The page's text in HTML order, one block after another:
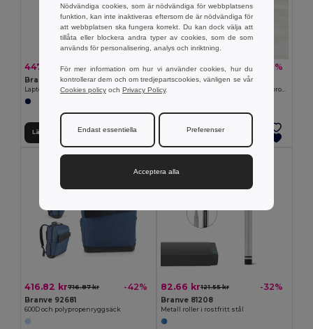
447.63 kr869.87 kr -49%
Branve 92189
Laptopryggsäck upp till 15.6'' i denim och PU
Lägg till i Varukorgen
361.89 kr666.93 kr -46%
Branve 92521
Lägg till i Varukorgen
416.82 kr716.87 kr -42%
Branve 92681
600D och polypropenryggsäck
82.66 kr121.55 kr -32%
Branve 81208
Metall roller i rostfritt stål
Nödvändiga cookies, som är nödvändiga för webbplatsens
funktion, kan inte inaktiveras eftersom de är nödvändiga för
att webbplatsen ska fungera korrekt. Du kan dock välja att
tillåta eller blockera andra typer av cookies, som de som
används för personalisering, analys och inriktning.
För mer information om hur vi använder cookies, hur du
kontrollerar dem och om tredjepartscookies, vänligen se vår
Cookies policy och Privacy Policy.
Endast essentiella Preferenser
Acceptera alla